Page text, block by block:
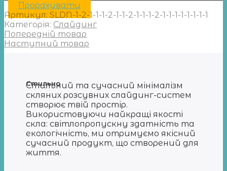
Прорахувати
Артикул: SLDN-1-2-1-1-1-2-1-1-2-1-1-1-2-1-1-1-1-1-1-1-1
Категорія: Слайдинг
Попередній товар
Наступний товар
Стильно
Стильний та сучасний мінімалізм
скляних розсувних слайдинг-систем
створює твій простір.
Використовуючи найкращі якості
скла: світлопропускну здатність та
екологічність, ми отримуємо якісний
сучасний продукт, що створений для
життя.